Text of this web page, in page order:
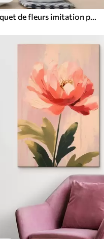
Peintures Bouquet de fleurs imitation peinture